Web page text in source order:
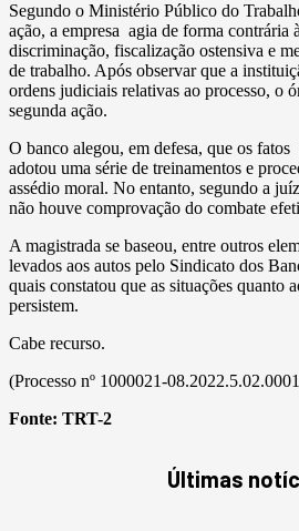
Segundo o Ministério Público do
ação, a empresa agia de forma contrária
discriminação, fiscalização ostensiva e
de trabalho. Após observar que a
ordens judiciais relativas ao processo, o
segunda ação.
O banco alegou, em defesa, que os
adotou uma série de treinamentos e
assédio moral. No entanto, segundo a
não houve comprovação do combate
A magistrada se baseou, entre outros
levados aos autos pelo Sindicato dos
quais constatou que as situações quanto
persistem.
Cabe recurso.
(Processo nº 1000021-
Fonte: TRT-2
Últimas